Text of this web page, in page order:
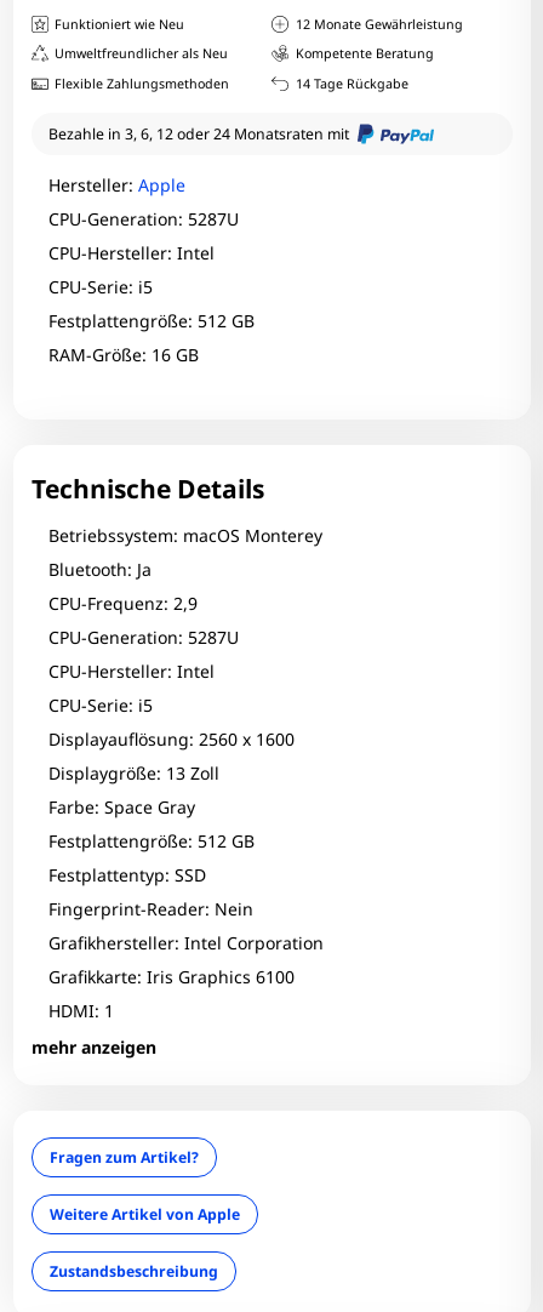
Funktioniert wie Neu
12 Monate Gewährleistung
Umweltfreundlicher als Neu
Kompetente Beratung
Flexible Zahlungsmethoden
14 Tage Rückgabe
Bezahle in 3, 6, 12 oder 24 Monatsraten mit
Hersteller: Apple
CPU-Generation: 5287U
CPU-Hersteller: Intel
CPU-Serie: i5
Festplattengröße: 512 GB
RAM-Größe: 16 GB
Technische Details
Betriebssystem: macOS Monterey
Bluetooth: Ja
CPU-Frequenz: 2,9
CPU-Generation: 5287U
CPU-Hersteller: Intel
CPU-Serie: i5
Displayauflösung: 2560 x 1600
Displaygröße: 13 Zoll
Farbe: Space Gray
Festplattengröße: 512 GB
Festplattentyp: SSD
Fingerprint-Reader: Nein
Grafikhersteller: Intel Corporation
Grafikkarte: Iris Graphics 6100
HDMI: 1
mehr anzeigen
Infrarotkamera: Nein
Optischer Zustand: B-
optisches Laufwerk: Nein
RAM-Größe: 16 GB
RAM-Typ: DDR3
Tastaturlayout: QWERTZ
Fragen zum Artikel?
Weitere Artikel von Apple
Zustandsbeschreibung